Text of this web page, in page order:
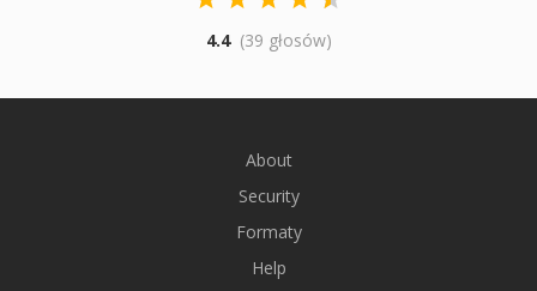
4.4 (39 głosów)
About
Security
Formaty
Help